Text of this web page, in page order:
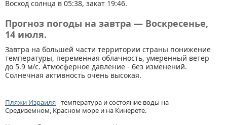
Восход солнца в 05:38, закат 19:46.
Прогноз погоды на завтра — Воскресенье,
14 июля.
Завтра на большей части территории страны понижение
температуры, переменная облачность, умеренный ветер
до 5.9 м/с. Атмосферное давление - без изменений.
Солнечная активность очень высокая.
Пляжи Израиля- температура и состояние воды на
Средиземном, Красном море и на Кинерете.